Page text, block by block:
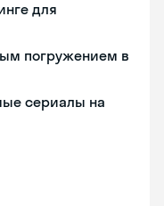
для
погружением в
сериалы на